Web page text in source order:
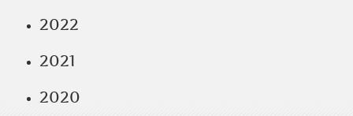
2022
2021
2020